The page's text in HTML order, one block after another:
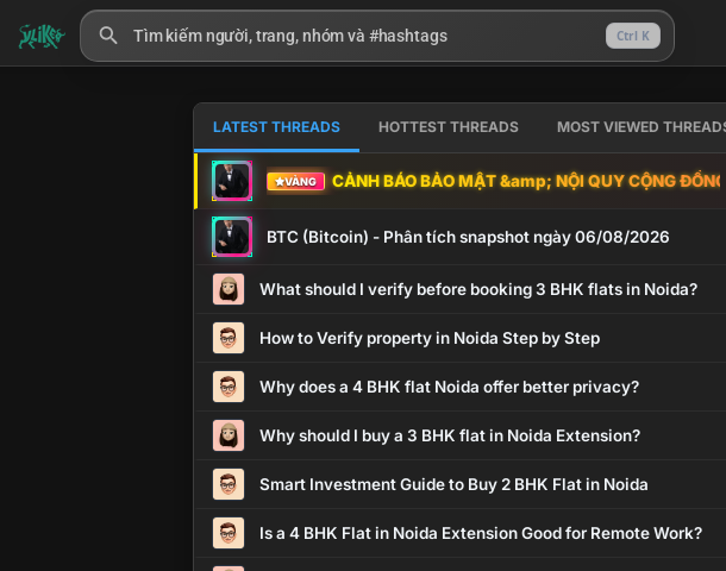
Ctrl K
LATEST THREADS HOTTEST THREADS MOST VIEWED
VÀNG CẢNH BÁO BẢO MẬT &amp; NỘI QUY CỘNG
BTC (Bitcoin) - Phân tích snapshot ngày 06/08/2026
What should I verify before booking 3 BHK flats in Noida?
How to Verify property in Noida Step by Step
Why does a 4 BHK flat Noida offer better privacy?
Why should I buy a 3 BHK flat in Noida Extension?
Smart Investment Guide to Buy 2 BHK Flat in Noida
Is a 4 BHK Flat in Noida Extension Good for Remote Work?